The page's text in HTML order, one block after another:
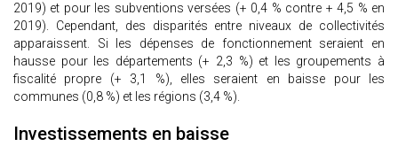
2019) et pour les subventions versées (+ 0,4 % contre + 4,5 % en
2019). Cependant, des disparités entre niveaux de collectivités
apparaissent. Si les dépenses de fonctionnement seraient en
hausse pour les départements (+ 2,3 %) et les groupements à
fiscalité propre (+ 3,1 %), elles seraient en baisse pour les
communes (0,8 %) et les régions (3,4 %).
Investissements en baisse